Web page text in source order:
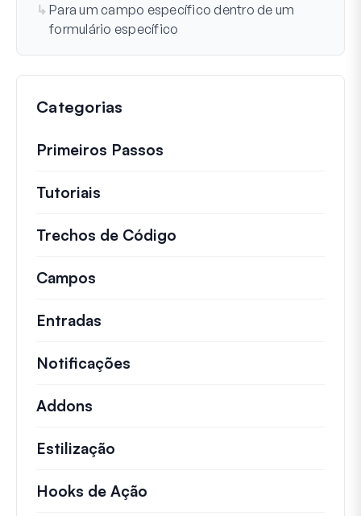
Para um campo específico dentro de um
formulário específico
Categorias
Primeiros Passos
Tutoriais
Trechos de Código
Campos
Entradas
Notificações
Addons
Estilização
Hooks de Ação